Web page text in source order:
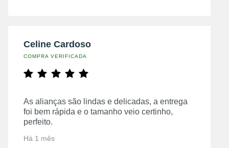
Celine Cardoso
COMPRA VERIFICADA
As alianças são lindas e delicadas, a entrega
foi bem rápida e o tamanho veio certinho,
perfeito.
Há 1 mês